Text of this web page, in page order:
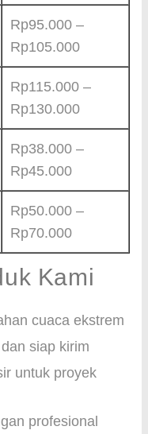
Rp95.000 –
Rp105.000
Rp115.000 –
Rp130.000
Rp38.000 –
Rp45.000
Rp50.000 –
Rp70.000
Kami
cuaca ekstrem
siap kirim
untuk proyek
profesional